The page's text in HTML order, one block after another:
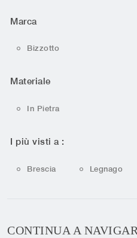
Marca
Bizzotto
Materiale
In Pietra
I più visti a :
Brescia Legnago
CONTINUA A